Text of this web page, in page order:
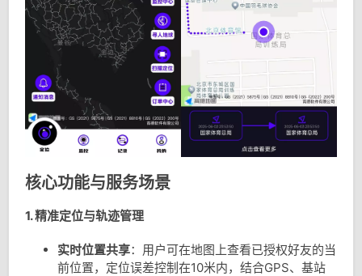
核心功能与服务场景
1. 精准定位与轨迹管理
实时位置共享：用户可在地图上查看已授权好友的当
前位置，定位误差控制在10米内，结合GPS、基站